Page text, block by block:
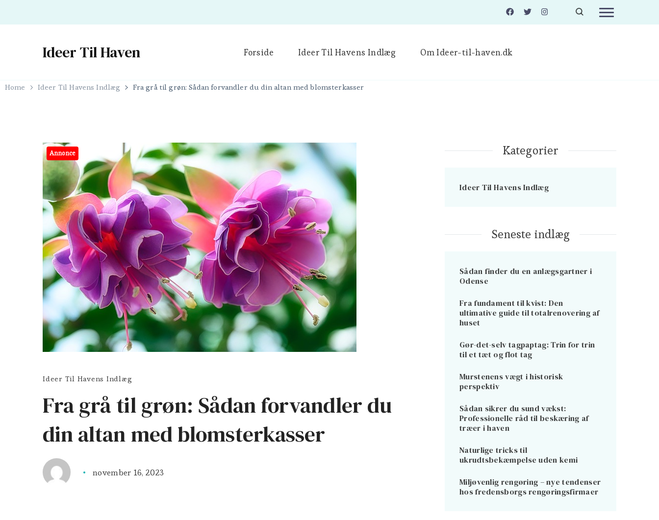
Ideer Til Haven Forside Ideer Til Havens Indlæg Om Ideer-til-haven.dk
Home Ideer Til Havens Indlæg Fra grå til grøn: Sådan forvandler du din altan med blomsterkasser
Annonce
Ideer Til Havens Indlæg
Fra grå til grøn: Sådan forvandler du
din altan med blomsterkasser
november 16, 2023
Kategorier
Ideer Til Havens Indlæg
Seneste indlæg
Sådan finder du en anlægsgartner i
Odense
Fra fundament til kvist: Den
ultimative guide til totalrenovering af
huset
Gør-det-selv tagpaptag: Trin for trin
til et tæt og flot tag
Murstenens vægt i historisk
perspektiv
Sådan sikrer du sund vækst:
Professionelle råd til beskæring af
træer i haven
Naturlige tricks til
ukrudtsbekæmpelse uden kemi
Miljøvenlig rengøring – nye tendenser
hos fredensborgs rengøringsfirmaer